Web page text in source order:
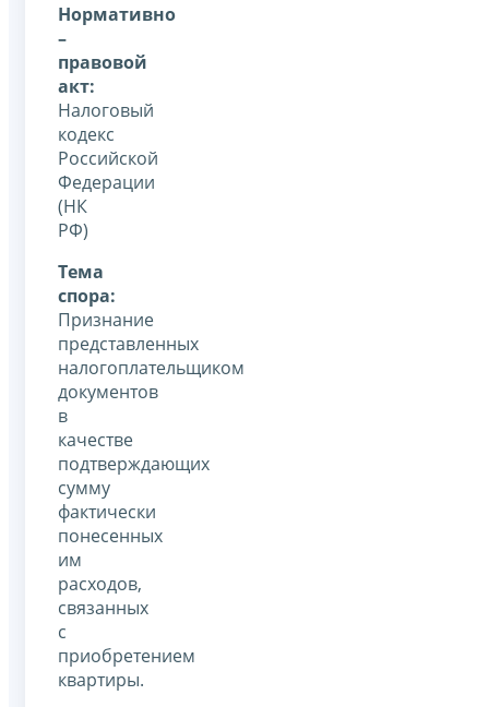
Нормативно
–
правовой
акт:
Налоговый
кодекс
Российской
Федерации
(НК
РФ)
Тема
спора:
Признание
представленных
налогоплательщиком
документов
в
качестве
подтверждающих
сумму
фактически
понесенных
им
расходов,
связанных
с
приобретением
квартиры.